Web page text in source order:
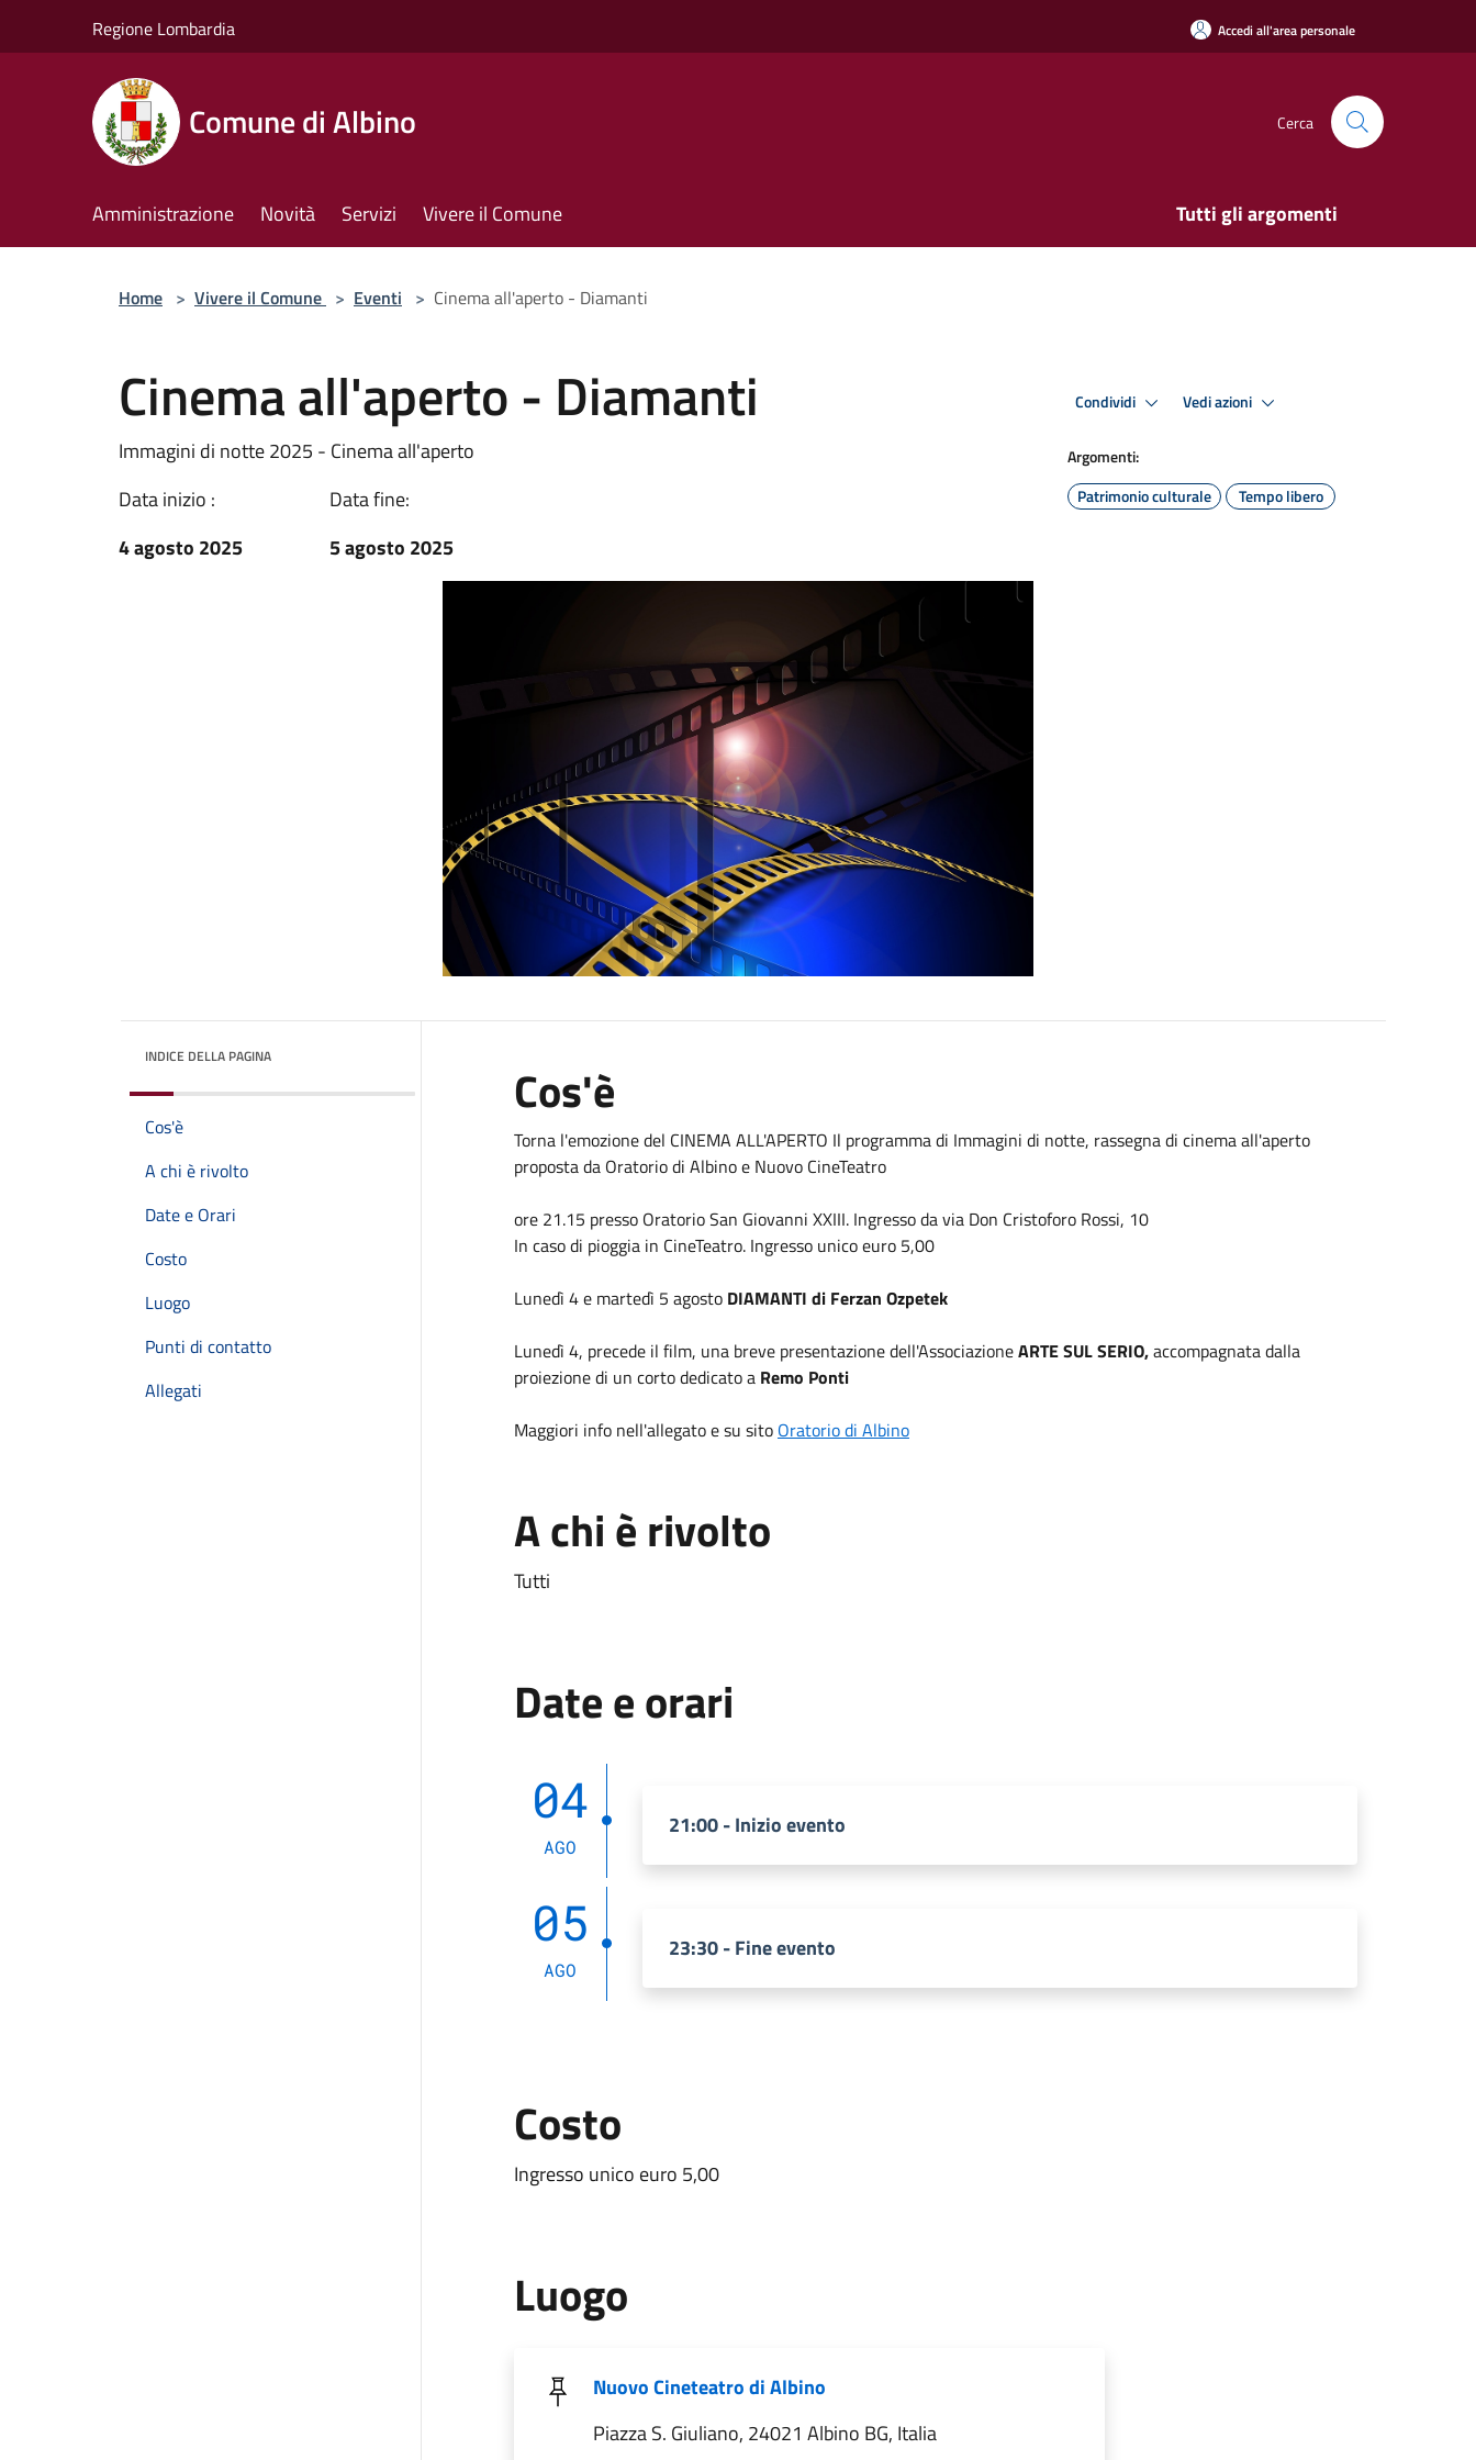
Regione Lombardia Accedi all'area personale
Comune di Albino Cerca
Amministrazione Novità Servizi Vivere il Comune Tutti gli argomenti
Home > Vivere il Comune > Eventi > Cinema all'aperto - Diamanti
Cinema all'aperto - Diamanti
Immagini di notte 2025 - Cinema all'aperto
Data inizio :
4 agosto 2025
Data fine:
5 agosto 2025
Condividi Vedi azioni
Argomenti:
Patrimonio culturale
Tempo libero
INDICE DELLA PAGINA
Cos'è
A chi è rivolto
Date e Orari
Costo
Luogo
Punti di contatto
Allegati
Cos'è
Torna l'emozione del CINEMA ALL'APERTO Il programma di Immagini di notte, rassegna di cinema all'aperto
proposta da Oratorio di Albino e Nuovo CineTeatro
ore 21.15 presso Oratorio San Giovanni XXIII. Ingresso da via Don Cristoforo Rossi, 10
In caso di pioggia in CineTeatro. Ingresso unico euro 5,00
Lunedì 4 e martedì 5 agosto DIAMANTI di Ferzan Ozpetek
Lunedì 4, precede il film, una breve presentazione dell'AssociazioneARTE SUL SERIO,accompagnata dalla
proiezione di un corto dedicato a Remo Ponti
Maggiori info nell'allegato e su sito Oratorio di Albino
A chi è rivolto
Tutti
Date e orari
04
AGO
21:00 - Inizio evento
05
AGO
23:30 - Fine evento
Costo
Ingresso unico euro 5,00
Luogo
Nuovo Cineteatro di Albino
Piazza S. Giuliano, 24021 Albino BG, Italia